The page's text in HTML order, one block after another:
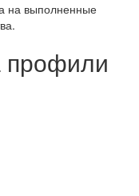
на выполненные
профили